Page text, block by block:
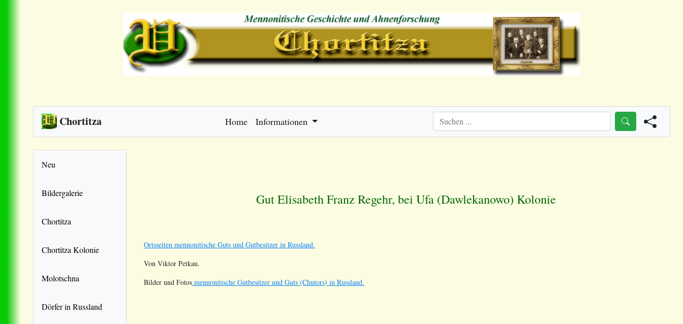
Chortitza Home Informationen
Neu
Bildergalerie
Chortitza
Chortitza Kolonie
Molotschna
Dörfer in Russland
Gut Elisabeth Franz Regehr, bei Ufa (Dawlekanowo) Kolonie
Ortsseiten mennonitische Guts und Gutbesitzer in Russland.
Von Viktor Petkau.
Bilder und Fotos mennonitische Gutbesitzer und Guts (Chutors) in Russland.